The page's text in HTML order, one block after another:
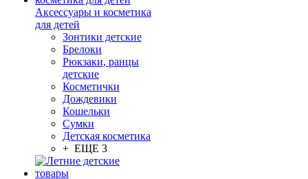
Аксессуары и косметика
для детей
Зонтики детские
Брелоки
Рюкзаки, ранцы
детские
Косметички
Дождевики
Кошельки
Сумки
Детская косметика
+ ЕЩЕ 3